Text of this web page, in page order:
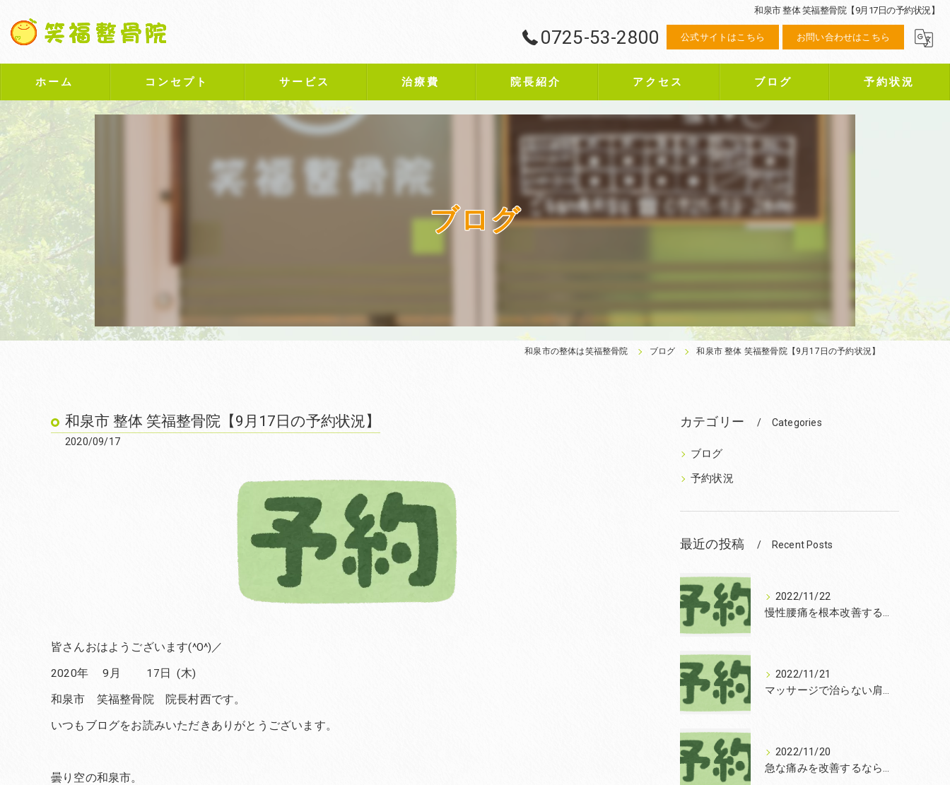
和泉市 整体 笑福整骨院【9月17日の予約状況】
0725-53-2800 公式サイトはこちら お問い合わせはこちら
ホーム コンセプト サービス 治療費 院長紹介 アクセス ブログ 予約状況
ブログ
和泉市の整体は笑福整骨院 ブログ 和泉市 整体 笑福整骨院【9月17日の予約状況】
和泉市 整体 笑福整骨院【9月17日の予約状況】
2020/09/17
皆さんおはようございます(^O^)／
2020年 9月 17日 (木)
和泉市 笑福整骨院 院長村西です。
いつもブログをお読みいただきありがとうございます。
曇り空の和泉市。
カテゴリー Categories
ブログ
予約状況
最近の投稿 Recent Posts
2022/11/22
慢性腰痛を根本改善するなら和泉市の笑福整骨院【2022年11月22日の予約状況】
2022/11/21
マッサージで治らない肩こりを改善する無痛整体和泉市笑福整骨院【2022年11月21日の予約状況】
2022/11/20
急な痛みを改善するなら和泉市の土日診療の笑福整骨院【2022年11月20日の予約状況】